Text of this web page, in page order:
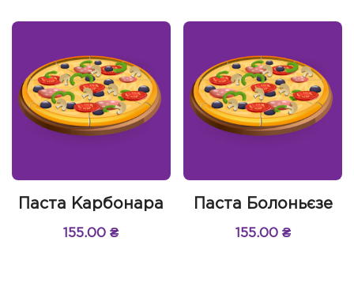
Паста Карбонара
155.00₴
Паста Болоньєзе
155.00 ₴